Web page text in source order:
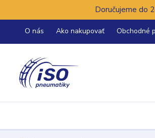
Doručujeme do
O nás Ako nakupovať Obchodné